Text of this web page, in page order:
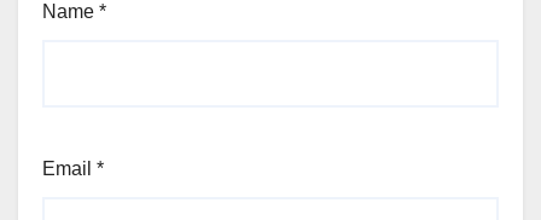
Name *
Email *